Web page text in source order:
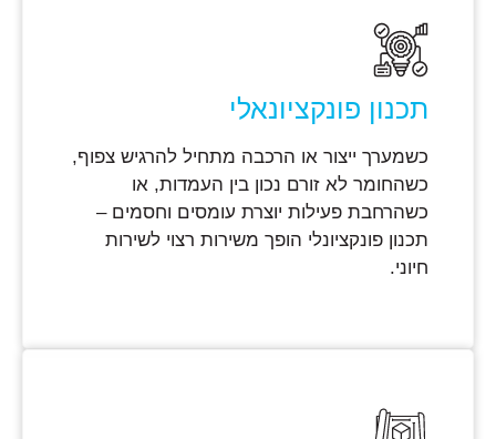
תכנון פונקציונאלי
כשמערך ייצור או הרכבה מתחיל להרגיש צפוף,
כשהחומר לא זורם נכון בין העמדות, או
כשהרחבת פעילות יוצרת עומסים וחסמים –
תכנון פונקציונלי הופך משירות רצוי לשירות
חיוני.